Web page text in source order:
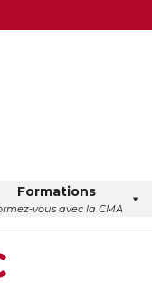
Formations
vous avec la CMA